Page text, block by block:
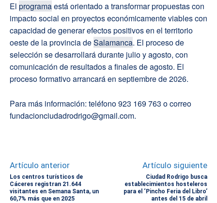
El programaestá orientado a transformar propuestas con
impacto social en proyectos económicamente viables con
capacidad de generar efectos positivos en el territorio
oeste de la provincia deSalamanca. El proceso de
selección se desarrollará durante julio y agosto, con
comunicación de resultados a finales de agosto. El
proceso formativo arrancará en septiembre de 2026.
Para más información: teléfono 923 169 763 o correo
fundacionciudadrodrigo@gmail.com.
Artículo anterior
Los centros turísticos de
Cáceres registran 21.644
visitantes en Semana Santa, un
60,7% más que en 2025
Artículo siguiente
Ciudad Rodrigo busca
establecimientos hosteleros
para el ‘Pincho Feria del Libro’
antes del 15 de abril